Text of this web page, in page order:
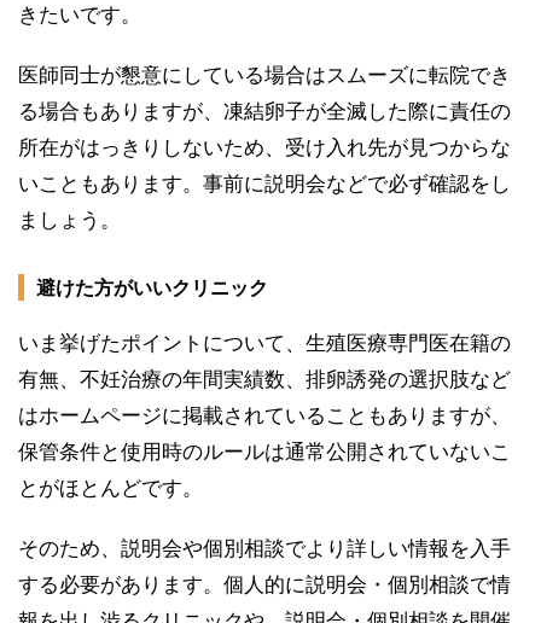
きたいです。
医師同士が懇意にしている場合はスムーズに転院でき
る場合もありますが、凍結卵子が全滅した際に責任の
所在がはっきりしないため、受け入れ先が見つからな
いこともあります。事前に説明会などで必ず確認をし
ましょう。
避けた方がいいクリニック
いま挙げたポイントについて、生殖医療専門医在籍の
有無、不妊治療の年間実績数、排卵誘発の選択肢など
はホームページに掲載されていることもありますが、
保管条件と使用時のルールは通常公開されていないこ
とがほとんどです。
そのため、説明会や個別相談でより詳しい情報を入手
する必要があります。個人的に説明会・個別相談で情